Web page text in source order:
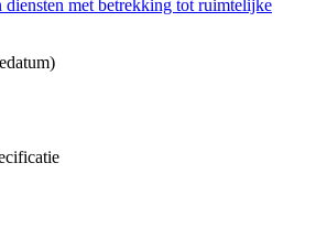
diensten met betrekking tot ruimtelijke